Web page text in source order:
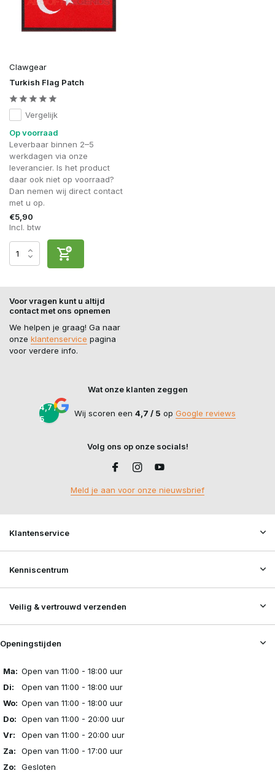
Clawgear
Turkish Flag Patch
Vergelijk
Op voorraad
Leverbaar binnen 2–5
werkdagen via onze
leverancier. Is het product
daar ook niet op voorraad?
Dan nemen wij direct contact
met u op.
€5,90
Incl. btw
Voor vragen kunt u altijd
contact met ons opnemen
We helpen je graag! Ga naar
onze klantenservice pagina
voor verdere info.
Wat onze klanten zeggen
4,7 /
5
Wij scoren een 4,7 / 5 op Google reviews
Volg ons op onze socials!
Meld je aan voor onze nieuwsbrief
Klantenservice
Kenniscentrum
Veilig & vertrouwd verzenden
Openingstijden
Ma: Open van 11:00 - 18:00 uur
Di:
Open van 11:00 - 18:00 uur
Wo: Open van 11:00 - 18:00 uur
Do: Open van 11:00 - 20:00 uur
Vr:
Open van 11:00 - 20:00 uur
Za:
Open van 11:00 - 17:00 uur
Zo:
Gesloten